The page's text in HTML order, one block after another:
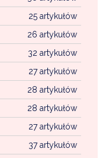
25 artykułów
26 artykułów
32 artykułów
27 artykułów
28 artykułów
28 artykułów
27 artykułów
37 artykułów